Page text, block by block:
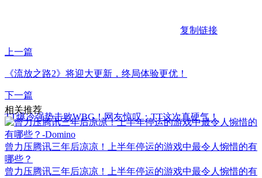
复制链接
上一篇
《流放之路2》将迎大更新，终局体验更优！
下一篇
TT爆冷强势击败WBG！网友惊叹：TT这次真硬气！
相关推荐
曾力压腾讯三年后凉凉！上半年停运的游戏中最令人惋惜的有
哪些？
曾力压腾讯三年后凉凉！上半年停运的游戏中最令人惋惜的有